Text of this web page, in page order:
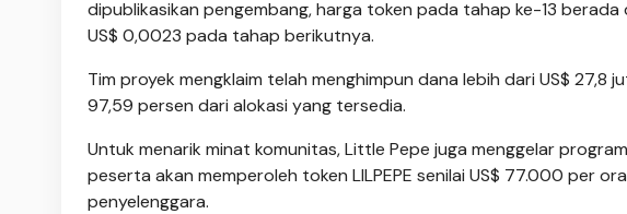
dipublikasikan pengembang, harga token pada tahap ke-13
US$ 0,0023 pada tahap berikutnya.
Tim proyek mengklaim telah menghimpun dana lebih dari US$ 27,8
97,59 persen dari alokasi yang tersedia.
Untuk menarik minat komunitas, Little Pepe juga menggelar
peserta akan memperoleh token LILPEPE senilai US$ 77.000 per
penyelenggara.